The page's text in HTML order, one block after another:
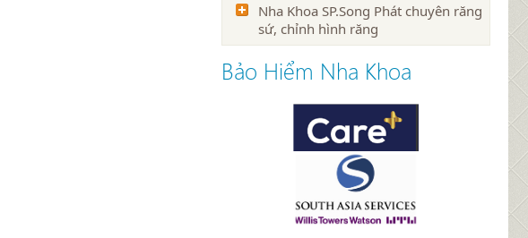
Nha Khoa SP.Song Phát chuyên răng
sứ, chỉnh hình răng
Bảo Hiểm Nha Khoa